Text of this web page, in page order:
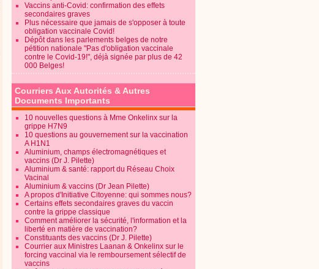
Vaccins anti-Covid: confirmation des effets
secondaires graves
Plus nécessaire que jamais de s'opposer à toute
obligation vaccinale Covid!
Dépôt dans les parlements belges de notre
pétition nationale "Pas d'obligation vaccinale
contre le Covid-19!", déjà signée par plus de 42
000 Belges!
Courriers Aux Autorités & Autres
Documents Importants
10 nouvelles questions à Mme Onkelinx sur la
grippe H7N9
10 questions au gouvernement sur la vaccination
A H1N1
Aluminium, champs électromagnétiques et
vaccins (Dr J. Pilette)
Aluminium & santé: rapport du Réseau Choix
Vacinal
Aluminium & vaccins (Dr Jean Pilette)
A propos d'Initiative Citoyenne: qui sommes nous?
Certains effets secondaires graves du vaccin
contre la grippe classique
Comment améliorer la sécurité, l'information et la
liberté en matière de vaccination?
Constituants des vaccins (Dr J. Pilette)
Courrier aux Ministres Laanan & Onkelinx sur le
forcing vaccinal via le remboursement sélectif de
vaccins